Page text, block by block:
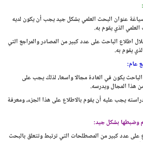
عنوان البحث العلمي بشكل جيد يجب أن يكون لديه
الذي يقوم به.
اطلاع الباحث على عدد كبير من المصادر والمراجع التي
يقوم به.
عام:
يكون في العادة مجالا واسعا، لذلك يجب على
هذا المجال ويدرسه.
يجب عليه أن يقوم بالاطلاع على هذا الجزء، ومعرفة
وضبطها بشكل جيد:
على عدد كبير من المصطلحات التي ترتبط وتتعلق بالبحث